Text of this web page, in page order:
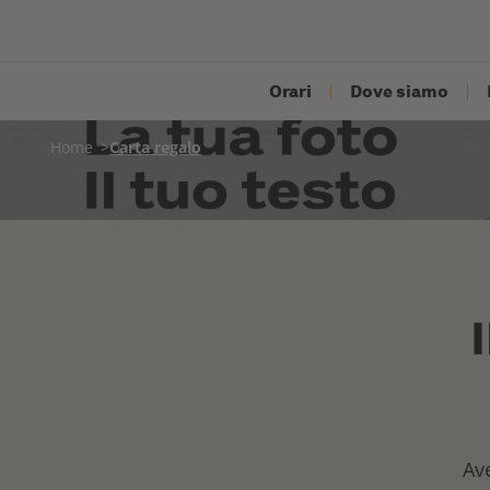
Orari Dove siamo
Home Carta regalo